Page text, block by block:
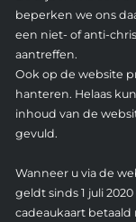
beperken we ons
een niet- of anti-
aantreffen.
Ook op de website
hanteren. Helaas
inhoud van de
gevuld.
Wanneer u via de
geldt sinds 1 juli
cadeaukaart betaald